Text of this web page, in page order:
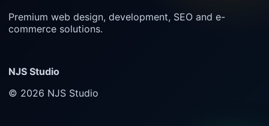
Premium web design, development, SEO and e-
commerce solutions.
NJS Studio
© 2026 NJS Studio